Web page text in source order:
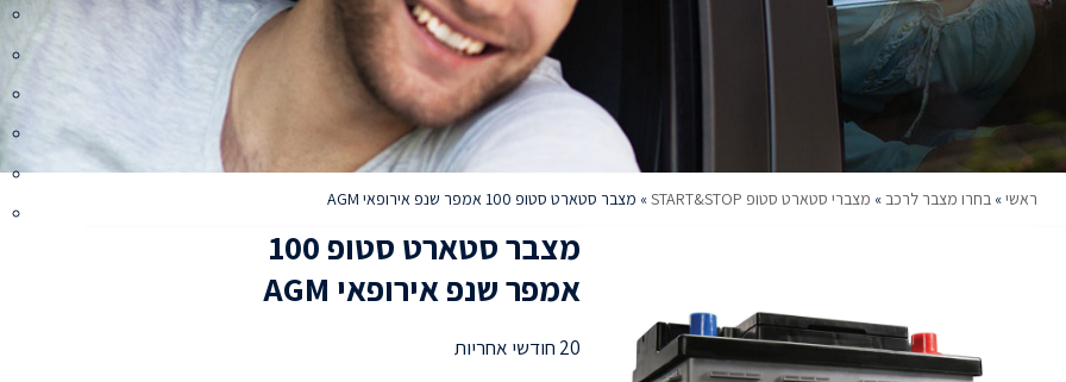
ראשי» בחרו מצבר לרכב » מצברי סטארט סטופ START&STOP » מצבר סטארט סטופ 100 אמפר שנפ אירופאי AGM
מצבר סטארט סטופ 100
אמפר שנפ אירופאי AGM
20 חודשי אחריות